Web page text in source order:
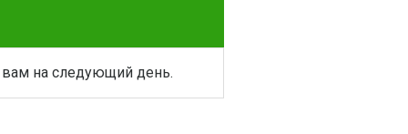
на следующий день.